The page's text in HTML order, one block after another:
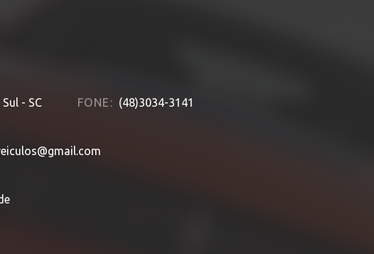
- SC FONE: (48)3034-3141